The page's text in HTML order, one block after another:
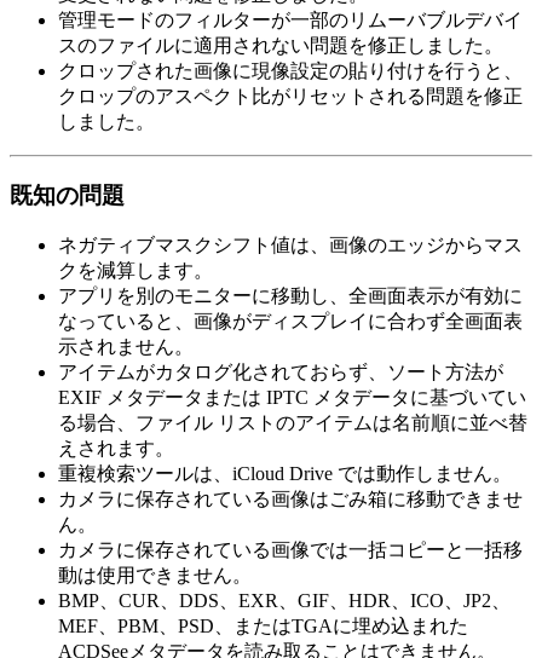
管理モードのフィルターが一部のリムーバブルデバイ
スのファイルに適用されない問題を修正しました。
クロップされた画像に現像設定の貼り付けを行うと、
クロップのアスペクト比がリセットされる問題を修正
しました。
既知の問題
ネガティブマスクシフト値は、画像のエッジからマス
クを減算します。
アプリを別のモニターに移動し、全画面表示が有効に
なっていると、画像がディスプレイに合わず全画面表
示されません。
アイテムがカタログ化されておらず、ソート方法が
EXIF メタデータまたは IPTC メタデータに基づいてい
る場合、ファイル リストのアイテムは名前順に並べ替
えされます。
重複検索ツールは、iCloud Drive では動作しません。
カメラに保存されている画像はごみ箱に移動できませ
ん。
カメラに保存されている画像では一括コピーと一括移
動は使用できません。
BMP、CUR、DDS、EXR、GIF、HDR、ICO、JP2、
MEF、PBM、PSD、またはTGAに埋め込まれた
ACDSeeメタデータを読み取ることはできません。